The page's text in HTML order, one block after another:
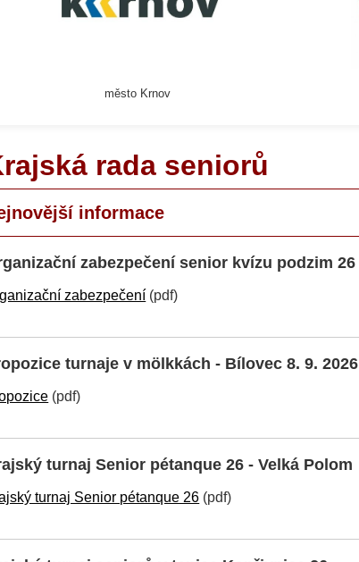
město Krnov
rada seniorů
informace
zabezpečení senior kvízu podzim 26
zabezpečení (pdf)
turnaje v mölkkách - Bílovec 8. 9. 2026
(pdf)
turnaj Senior pétanque 26 - Velká Polom
turnaj Senior pétanque 26 (pdf)